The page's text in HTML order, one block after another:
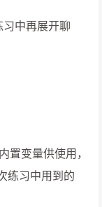
中再展开聊
变量供使用，
练习中用到的